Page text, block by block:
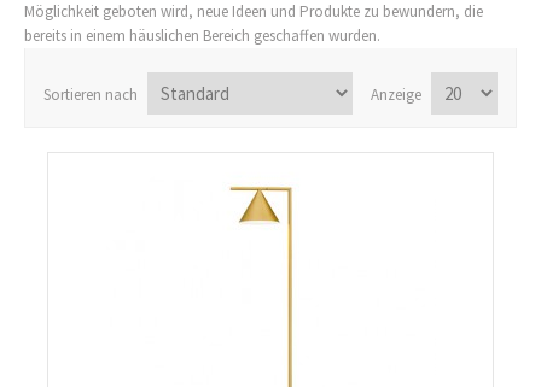
Möglichkeit geboten wird, neue Ideen und Produkte zu bewundern, die
bereits in einem häuslichen Bereich geschaffen wurden.
Anzeige
Sortieren nach